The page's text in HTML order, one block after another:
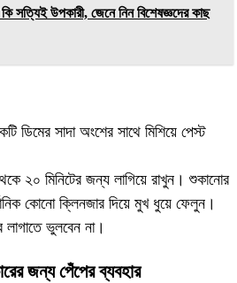
সত্যিই উপকারী, জেনে নিন বিশেষজ্ঞদের কাছ
ডিমের সাদা অংশের সাথে মিশিয়ে পেস্ট
২০ মিনিটের জন্য লাগিয়ে রাখুন। শুকানোর
কোনো ক্লিনজার দিয়ে মুখ ধুয়ে ফেলুন।
লাগাতে ভুলবেন না।
জন্য পেঁপের ব্যবহার